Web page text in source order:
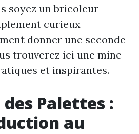
soyez un bricoleur
curieux
donner une seconde
trouverez ici une mine
et inspirantes.
Palettes :
au